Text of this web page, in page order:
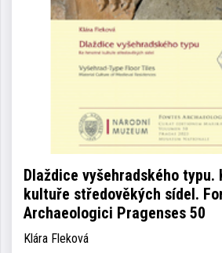
Dlaždice vyšehradského typu.
kultuře středověkých sídel.
Archaeologici Pragenses 50
Klára Fleková